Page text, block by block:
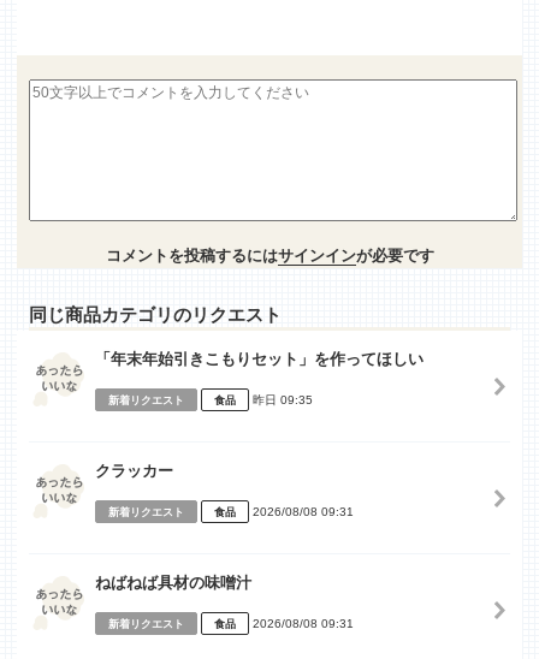
コメントを投稿するにはサインインが必要です
同じ商品カテゴリのリクエスト
「年末年始引きこもりセット」を作ってほしい
新着リクエスト 食品 昨日 09:35
クラッカー
新着リクエスト 食品 2026/08/08 09:31
ねばねば具材の味噌汁
新着リクエスト 食品 2026/08/08 09:31